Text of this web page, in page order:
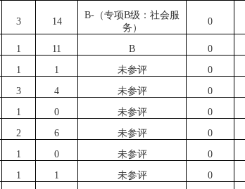
3 14
B-（专项B级：社会服
务）
0
1 11 B 0
1 1 未参评 0
3 4 未参评 0
1 0 未参评 0
2 6 未参评 0
1 0 未参评 0
1 1 未参评 0